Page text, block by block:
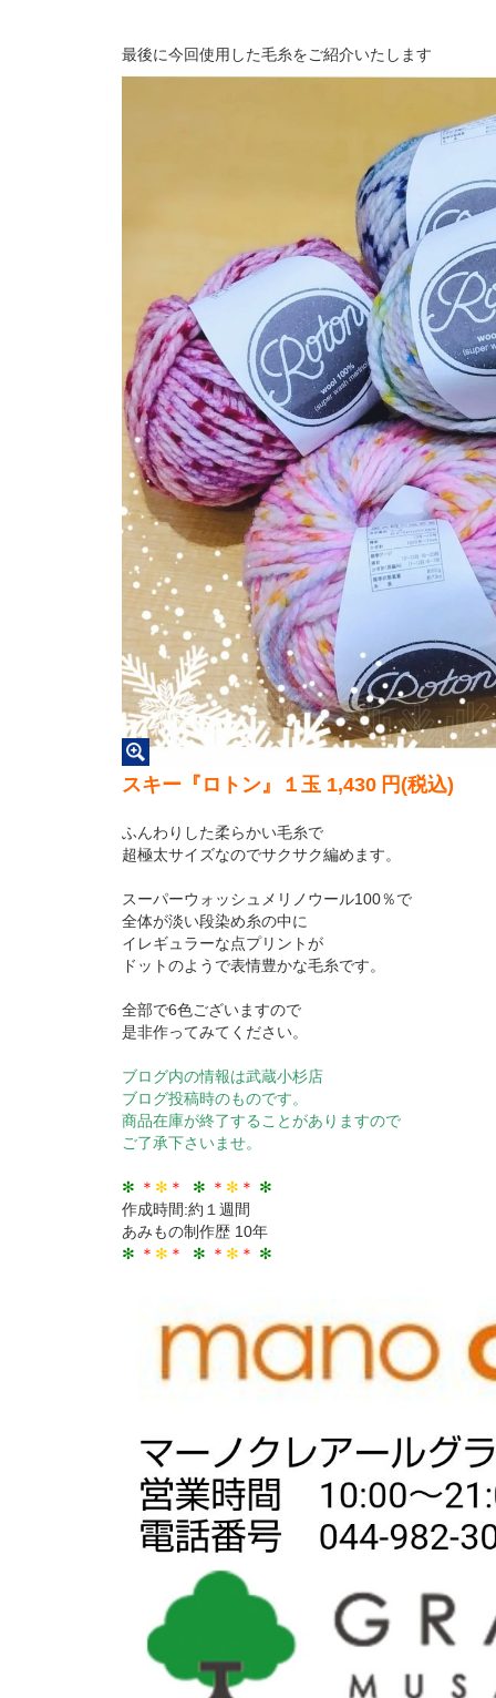
最後に今回使用した毛糸をご紹介いたします
スキー『ロトン』１玉 1,430 円(税込)
ふんわりした柔らかい毛糸で
超極太サイズなのでサクサク編めます。
スーパーウォッシュメリノウール100％で
全体が淡い段染め糸の中に
イレギュラーな点プリントが
ドットのようで表情豊かな毛糸です。
全部で6色ございますので
是非作ってみてください。
ブログ内の情報は武蔵小杉店
ブログ投稿時のものです。
商品在庫が終了することがありますので
ご了承下さいませ。
✻ ＊ ✻ ＊ ✻ ＊ ✻ ＊ ✻
作成時間:約１週間
あみもの制作歴 10年
✻ ＊ ✻ ＊ ✻ ＊ ✻ ＊ ✻